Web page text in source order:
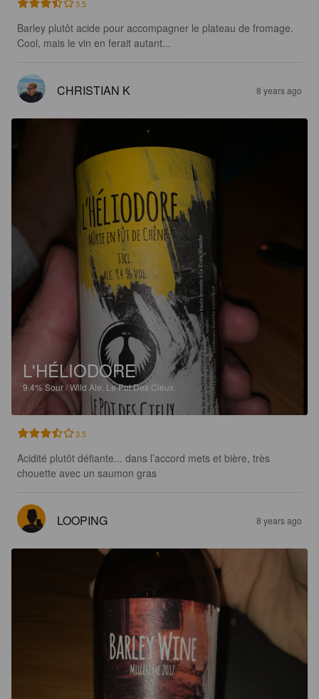
3.5
Barley plutôt acide pour accompagner le plateau de fromage.
Cool, mais le vin en ferait autant...
CHRISTIAN K 8 years ago
L'HÉLIODORE
9.4%Sour / Wild Ale. Le Pot Des Cieux.
3.5
Acidité plutôt défiante... dans l’accord mets et bière, très
chouette avec un saumon gras
LOOPING 8 years ago